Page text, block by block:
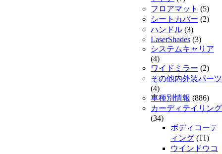
フロアマット (5)
シートカバー (2)
ハンドル (3)
LaserShades (3)
システムキャリア
(4)
ワイドミラー (2)
その他内外装パーツ
(4)
車種別情報 (886)
カーディテイリング
(34)
ボディコーテ
ィング (11)
ウインドウコ